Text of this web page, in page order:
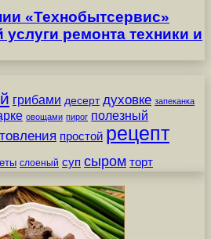
«Технобытсервис»
ремонта техники и
грибами десерт духовке запеканка
овощами пирог полезный
простой рецепт
слоеный суп сыром торт